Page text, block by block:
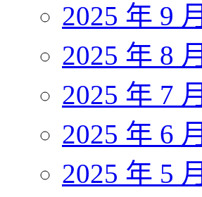
2025 年 9 月
2025 年 8 月
2025 年 7 月
2025 年 6 月
2025 年 5 月